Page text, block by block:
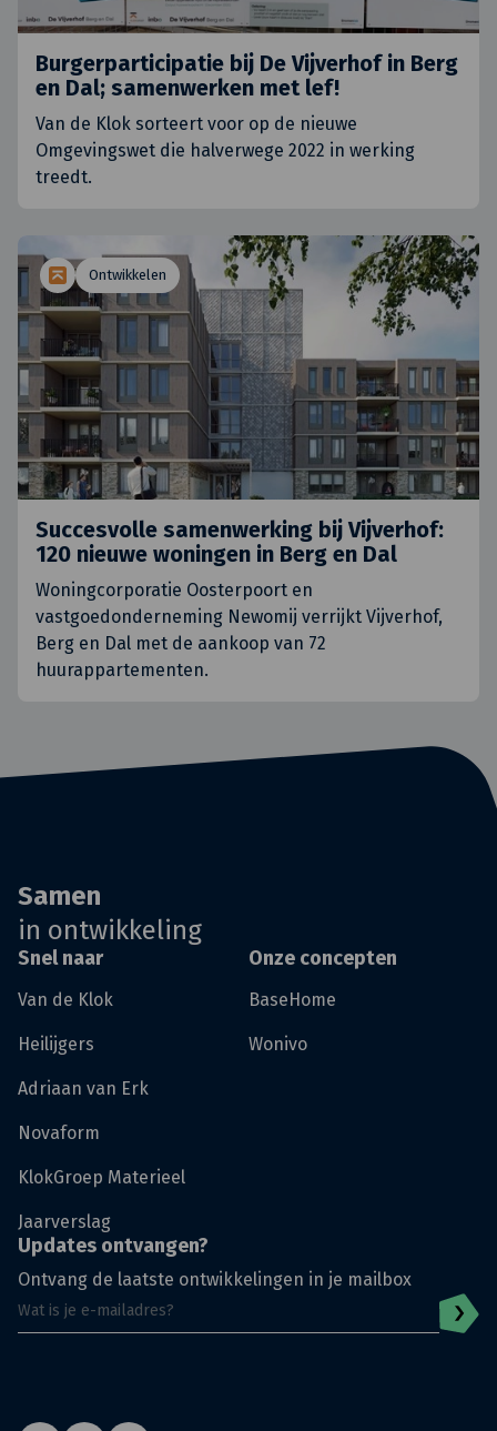
Burgerparticipatie bij De Vijverhof in Berg
en Dal; samenwerken met lef!
Van de Klok sorteert voor op de nieuwe
Omgevingswet die halverwege 2022 in werking
treedt.
Ontwikkelen
Succesvolle samenwerking bij Vijverhof:
120 nieuwe woningen in Berg en Dal
Woningcorporatie Oosterpoort en
vastgoedonderneming Newomij verrijkt Vijverhof,
Berg en Dal met de aankoop van 72
huurappartementen.
Samen
in ontwikkeling
Snel naar
Van de Klok
Heilijgers
Adriaan van Erk
Novaform
KlokGroep Materieel
Jaarverslag
Onze concepten
BaseHome
Wonivo
Updates ontvangen?
Ontvang de laatste ontwikkelingen in je mailbox